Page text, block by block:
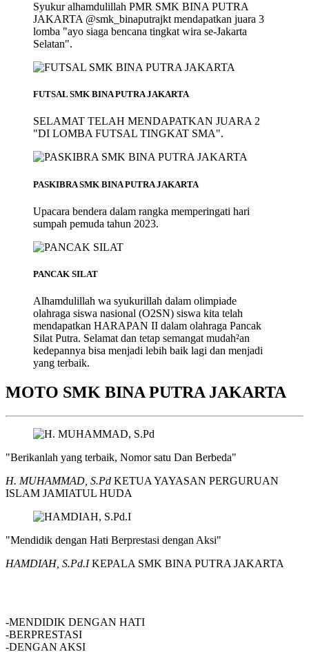
Syukur alhamdulillah PMR SMK BINA PUTRA
JAKARTA @smk_binaputrajkt mendapatkan juara 3
lomba "ayo siaga bencana tingkat wira se-Jakarta
Selatan".
FUTSAL SMK BINA PUTRA JAKARTA
SELAMAT TELAH MENDAPATKAN JUARA 2
"DI LOMBA FUTSAL TINGKAT SMA".
PASKIBRA SMK BINA PUTRA JAKARTA
Upacara bendera dalam rangka memperingati hari
sumpah pemuda tahun 2023.
PANCAK SILAT
Alhamdulillah wa syukurillah dalam olimpiade
olahraga siswa nasional (O2SN) siswa kita telah
mendapatkan HARAPAN II dalam olahraga Pancak
Silat Putra. Selamat dan tetap semangat mudah²an
kedepannya bisa menjadi lebih baik lagi dan menjadi
yang terbaik.
MOTO SMK BINA PUTRA JAKARTA
"Berikanlah yang terbaik, Nomor satu Dan Berbeda"
H. MUHAMMAD, S.Pd KETUA YAYASAN PERGURUAN
ISLAM JAMIATUL HUDA
"Mendidik dengan Hati Berprestasi dengan Aksi"
HAMDIAH, S.Pd.IKEPALA SMK BINA PUTRA JAKARTA
-MENDIDIK DENGAN HATI
-BERPRESTASI
-DENGAN AKSI